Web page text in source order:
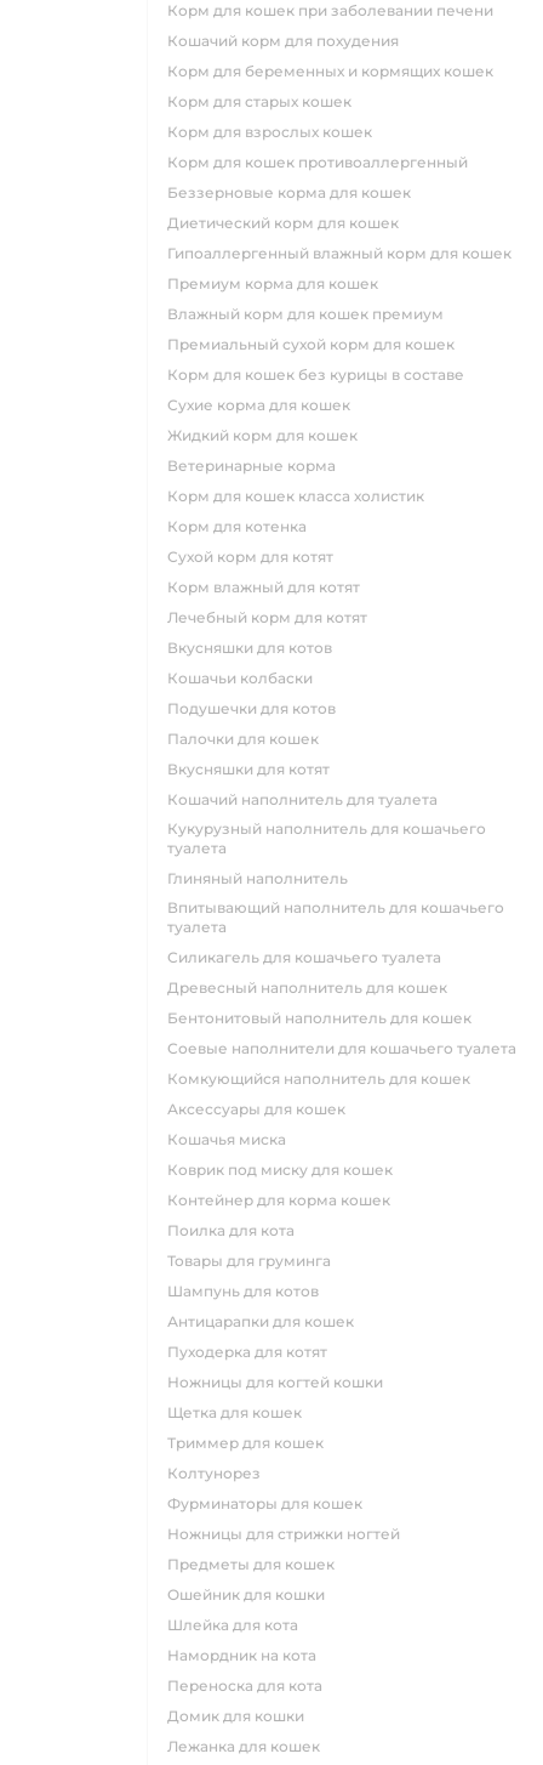
корм для кошек при заболевании печени
кошачий корм для похудения
корм для беременных и кормящих кошек
корм для старых кошек
корм для взрослых кошек
корм для кошек противоаллергенный
беззерновые корма для кошек
диетический корм для кошек
гипоаллергенный влажный корм для кошек
премиум корма для кошек
влажный корм для кошек премиум
премиальный сухой корм для кошек
корм для кошек без курицы в составе
сухие корма для кошек
жидкий корм для кошек
ветеринарные корма
корм для кошек класса холистик
корм для котенка
сухой корм для котят
корм влажный для котят
лечебный корм для котят
вкусняшки для котов
кошачьи колбаски
подушечки для котов
палочки для кошек
вкусняшки для котят
кошачий наполнитель для туалета
кукурузный наполнитель для кошачьего
туалета
глиняный наполнитель
впитывающий наполнитель для кошачьего
туалета
силикагель для кошачьего туалета
древесный наполнитель для кошек
бентонитовый наполнитель для кошек
соевые наполнители для кошачьего туалета
комкующийся наполнитель для кошек
аксессуары для кошек
кошачья миска
коврик под миску для кошек
контейнер для корма кошек
поилка для кота
товары для груминга
шампунь для котов
антицарапки для кошек
пуходерка для котят
ножницы для когтей кошки
щетка для кошек
триммер для кошек
колтунорез
фурминаторы для кошек
ножницы для стрижки ногтей
предметы для кошек
ошейник для кошки
шлейка для кота
намордник на кота
переноска для кота
домик для кошки
лежанка для кошек